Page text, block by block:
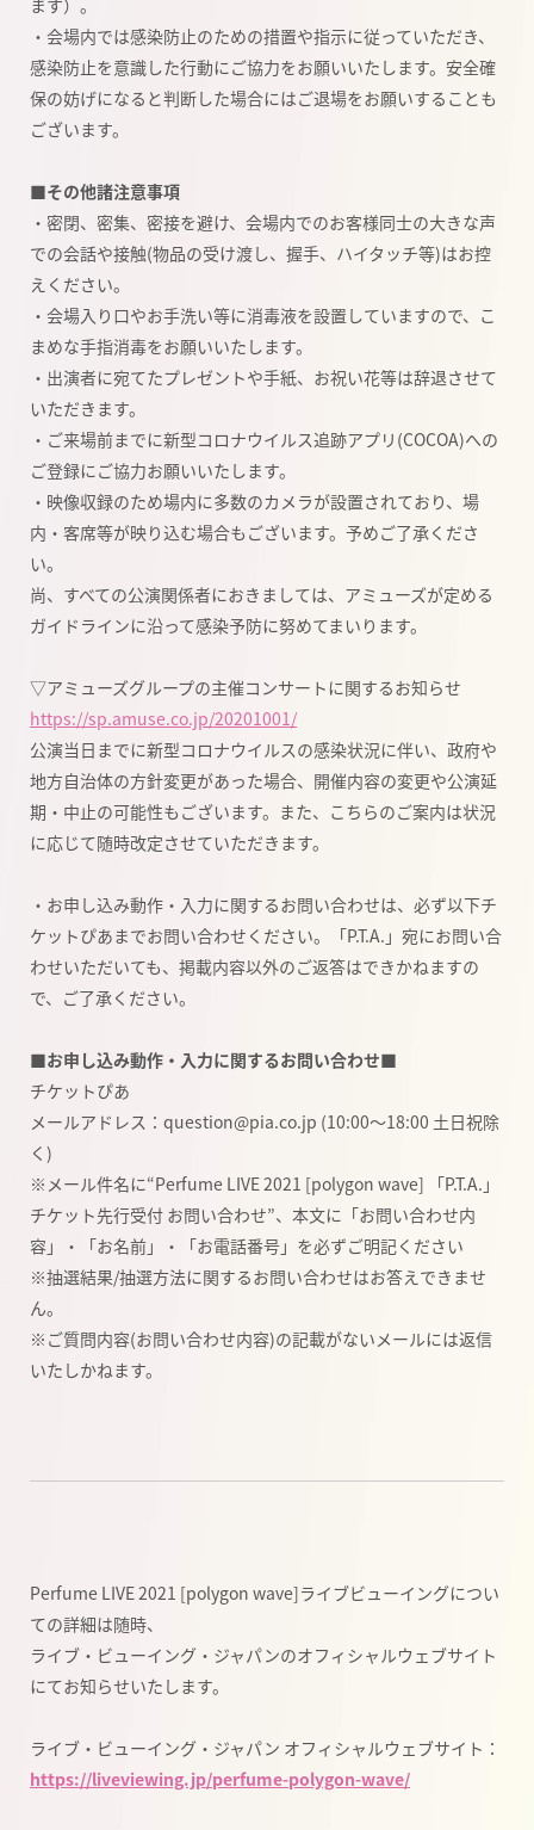
ます）。
・会場内では感染防止のための措置や指示に従っていただき、
感染防止を意識した行動にご協力をお願いいたします。安全確
保の妨げになると判断した場合にはご退場をお願いすることも
ございます。
■その他諸注意事項
・密閉、密集、密接を避け、会場内でのお客様同士の大きな声
での会話や接触(物品の受け渡し、握手、ハイタッチ等)はお控
えください。
・会場入り口やお手洗い等に消毒液を設置していますので、こ
まめな手指消毒をお願いいたします。
・出演者に宛てたプレゼントや手紙、お祝い花等は辞退させて
いただきます。
・ご来場前までに新型コロナウイルス追跡アプリ(COCOA)への
ご登録にご協力お願いいたします。
・映像収録のため場内に多数のカメラが設置されており、場
内・客席等が映り込む場合もございます。予めご了承くださ
い。
尚、すべての公演関係者におきましては、アミューズが定める
ガイドラインに沿って感染予防に努めてまいります。
▽アミューズグループの主催コンサートに関するお知らせ
https://sp.amuse.co.jp/20201001/
公演当日までに新型コロナウイルスの感染状況に伴い、政府や
地方自治体の方針変更があった場合、開催内容の変更や公演延
期・中止の可能性もございます。また、こちらのご案内は状況
に応じて随時改定させていただきます。
・ お申し込み動作・入力に関するお問い合わせは、必ず以下チ
ケットぴあまでお問い合わせください。「P.T.A.」宛にお問い合
わせいただいても、掲載内容以外のご返答はできかねますの
で、ご了承ください。
■お申し込み動作・入力に関するお問い合わせ■
チケットぴあ
メールアドレス：question@pia.co.jp (10:00～18:00 土日祝除
く)
※メール件名に“Perfume LIVE 2021 [polygon wave] 「P.T.A.」
チケット先行受付 お問い合わせ”、本文に「お問い合わせ内
容」・「お名前」・「お電話番号」を必ずご明記くださ い
※抽選結果/抽選方法に関するお問い合わせはお答えできませ
ん。
※ご質問内容(お問い合わせ内容)の記載がないメールには返信
いたしかねます。
Perfume LIVE 2021 [polygon wave]ライブビューイングについ
ての詳細は随時、
ライブ・ビューイング・ジャパンのオフィシャルウェブサイト
にてお知らせいたします。
ライブ・ビューイング・ジャパン オフィシャルウェブサイト：
https://liveviewing.jp/perfume-polygon-wave/